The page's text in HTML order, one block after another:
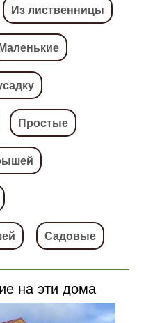
Из лиственницы
Простые
Садовые
на эти дома